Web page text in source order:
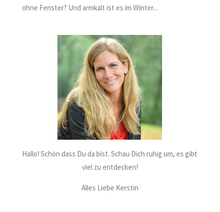
ohne Fenster? Und armkalt ist es im Winter...
Hallo! Schön dass Du da bist. Schau Dich ruhig um, es gibt
viel zu entdecken!
Alles Liebe Kerstin